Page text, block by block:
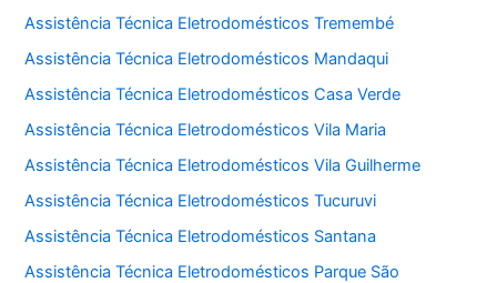
Assistência Técnica Eletrodomésticos Tremembé
Assistência Técnica Eletrodomésticos Mandaqui
Assistência Técnica Eletrodomésticos Casa Verde
Assistência Técnica Eletrodomésticos Vila Maria
Assistência Técnica Eletrodomésticos Vila Guilherme
Assistência Técnica Eletrodomésticos Tucuruvi
Assistência Técnica Eletrodomésticos Santana
Assistência Técnica Eletrodomésticos Parque São